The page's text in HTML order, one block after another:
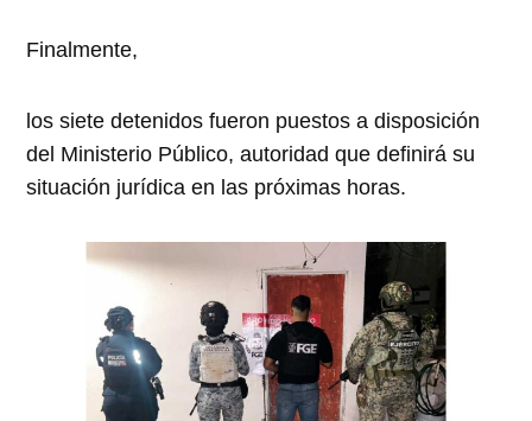
Finalmente,
los siete detenidos fueron puestos a disposición
del Ministerio Público, autoridad que definirá su
situación jurídica en las próximas horas.